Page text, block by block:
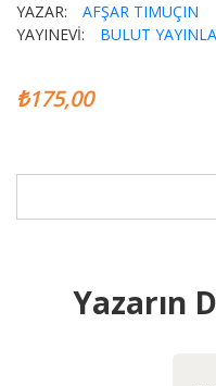
YAZAR:
AFŞAR TIMUÇIN
YAYINEVİ:
BULUT
₺175,00
Yazarın